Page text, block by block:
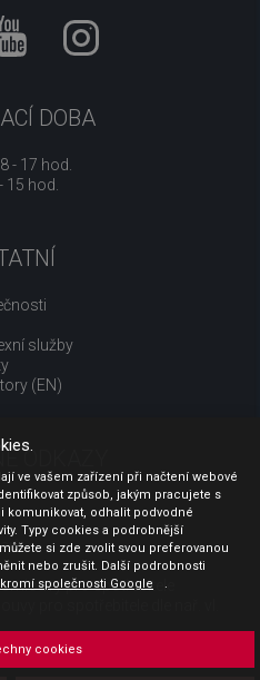
DOBA
- 17 hod.
15 hod.
služby
(EN)
ODKAZY
pro spotřebitele
ve vašem zařízení při načtení webové
způsob, jakým pracujete s
komunikovat, odhalit podvodné
Typy cookies a podrobnější
si zde zvolit svou preferovanou
nebo zrušit. Další podrobnosti
společnosti Google .
cookies